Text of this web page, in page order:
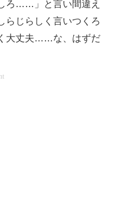
ろ……」と言い間違え
らじらしく言いつくろ
大丈夫……な、はずだ